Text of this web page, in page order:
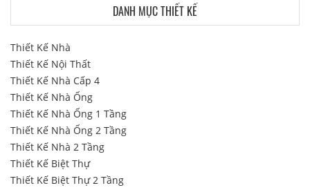
DANH MỤC THIẾT KẾ
Thiết Kế Nhà
Thiết Kế Nội Thất
Thiết Kế Nhà Cấp 4
Thiết Kế Nhà Ống
Thiết Kế Nhà Ống 1 Tầng
Thiết Kế Nhà Ống 2 Tầng
Thiết Kế Nhà 2 Tầng
Thiết Kế Biệt Thự
Thiết Kế Biệt Thự 2 Tầng